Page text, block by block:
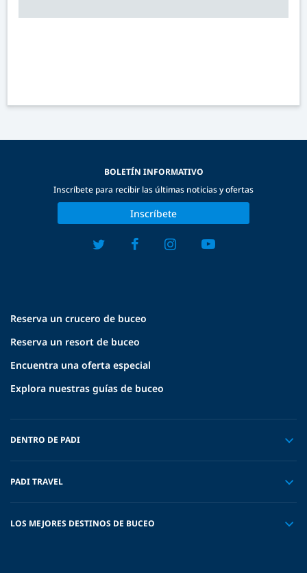
Reserva un crucero de buceo
Reserva un resort de buceo
Encuentra una oferta especial
Explora nuestras guías de buceo
DENTRO DE PADI
PADI TRAVEL
LOS MEJORES DESTINOS DE BUCEO
BOLETÍN INFORMATIVO
Inscríbete para recibir las últimas noticias y ofertas
Inscríbete